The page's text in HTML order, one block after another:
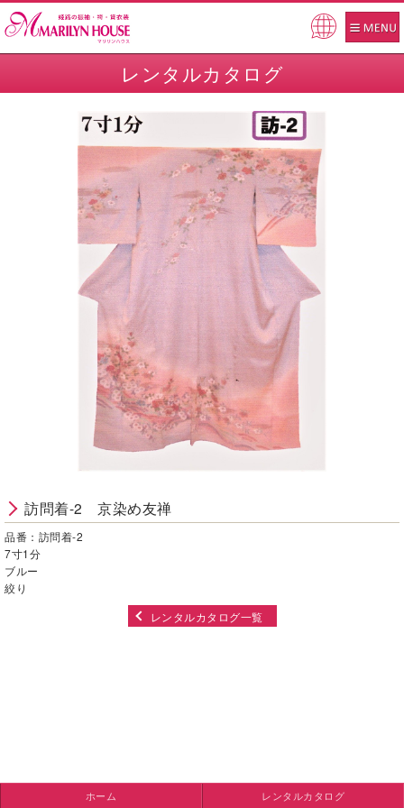
レンタルカタログ
訪問着-2 京染め友禅
品番：訪問着-2
7寸1分
ブルー
絞り
レンタルカタログ一覧
ホーム レンタルカタログ